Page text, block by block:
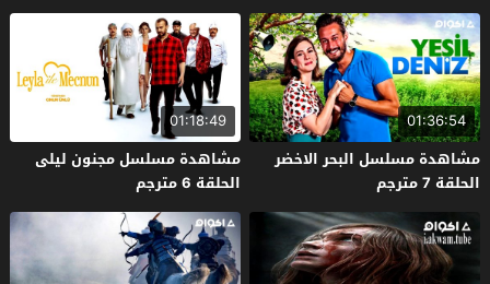
01:36:54
مشاهدة مسلسل البحر الاخضر
الحلقة 7 مترجم
01:18:49
مشاهدة مسلسل مجنون ليلى
الحلقة 6 مترجم